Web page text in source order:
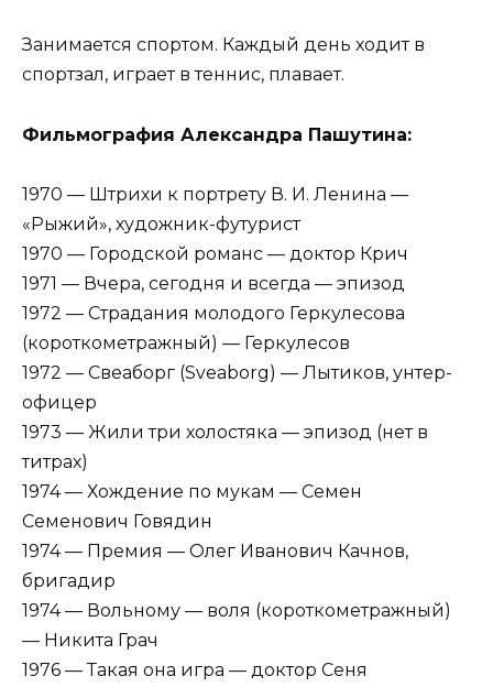
Занимается спортом. Каждый день ходит в
спортзал, играет в теннис, плавает.
Фильмография Александра Пашутина:
1970 — Штрихи к портрету В. И. Ленина —
«Рыжий», художник-футурист
1970 — Городской романс — доктор Крич
1971 — Вчера, сегодня и всегда — эпизод
1972 — Страдания молодого Геркулесова
(короткометражный) — Геркулесов
1972 — Свеаборг (Sveaborg) — Лытиков, унтер-
офицер
1973 — Жили три холостяка — эпизод (нет в
титрах)
1974 — Хождение по мукам — Семен
Семенович Говядин
1974 — Премия — Олег Иванович Качнов,
бригадир
1974 — Вольному — воля (короткометражный)
— Никита Грач
1976 — Такая она игра — доктор Сеня